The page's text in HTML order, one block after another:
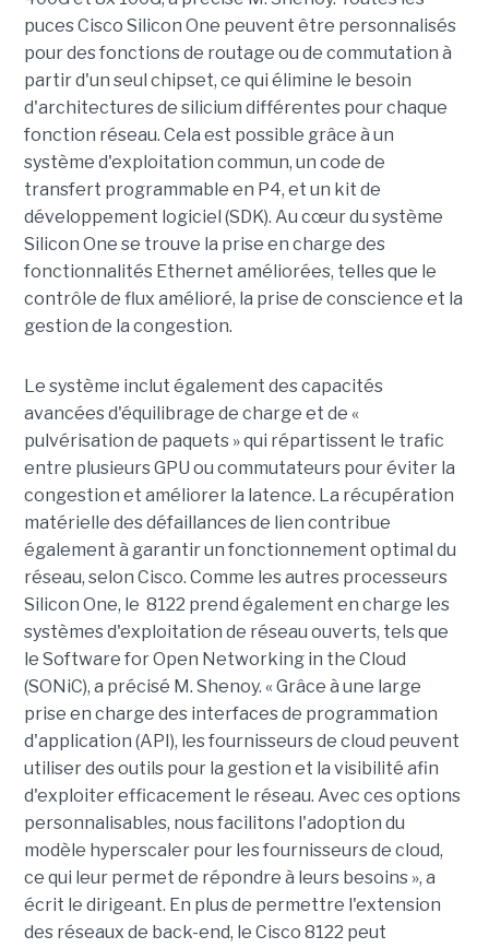
puces Cisco Silicon One peuvent être personnalisés
pour des fonctions de routage ou de commutation à
partir d'un seul chipset, ce qui élimine le besoin
d'architectures de silicium différentes pour chaque
fonction réseau. Cela est possible grâce à un
système d'exploitation commun, un code de
transfert programmable en P4, et un kit de
développement logiciel (SDK). Au cœur du système
Silicon One se trouve la prise en charge des
fonctionnalités Ethernet améliorées, telles que le
contrôle de flux amélioré, la prise de conscience et la
gestion de la congestion.
Le système inclut également des capacités
avancées d'équilibrage de charge et de «
pulvérisation de paquets » qui répartissent le trafic
entre plusieurs GPU ou commutateurs pour éviter la
congestion et améliorer la latence. La récupération
matérielle des défaillances de lien contribue
également à garantir un fonctionnement optimal du
réseau, selon Cisco. Comme les autres processeurs
Silicon One, le 8122 prend également en charge les
systèmes d'exploitation de réseau ouverts, tels que
le Software for Open Networking in the Cloud
(SONiC), a précisé M. Shenoy. « Grâce à une large
prise en charge des interfaces de programmation
d'application (API), les fournisseurs de cloud peuvent
utiliser des outils pour la gestion et la visibilité afin
d'exploiter efficacement le réseau. Avec ces options
personnalisables, nous facilitons l'adoption du
modèle hyperscaler pour les fournisseurs de cloud,
ce qui leur permet de répondre à leurs besoins », a
écrit le dirigeant. En plus de permettre l'extension
des réseaux de back-end, le Cisco 8122 peut